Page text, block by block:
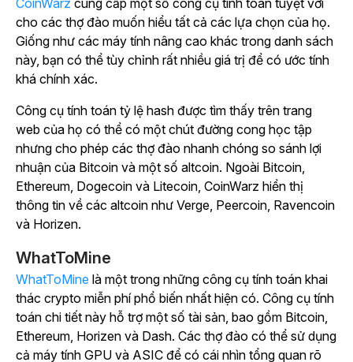
CoinWarz cung cấp một số công cụ tính toán tuyệt vời
cho các thợ đào muốn hiểu tất cả các lựa chọn của họ.
Giống như các máy tính nâng cao khác trong danh sách
này, bạn có thể tùy chỉnh rất nhiều giá trị để có ước tính
khá chính xác.
Công cụ tính toán tỷ lệ hash được tìm thấy trên trang
web của họ có thể có một chút đường cong học tập
nhưng cho phép các thợ đào nhanh chóng so sánh lợi
nhuận của Bitcoin và một số altcoin. Ngoài Bitcoin,
Ethereum, Dogecoin và Litecoin, CoinWarz hiển thị
thông tin về các altcoin như Verge, Peercoin, Ravencoin
và Horizen.
WhatToMine
WhatToMine là một trong những công cụ tính toán khai
thác crypto miễn phí phổ biến nhất hiện có. Công cụ tính
toán chi tiết này hỗ trợ một số tài sản, bao gồm Bitcoin,
Ethereum, Horizen và Dash. Các thợ đào có thể sử dụng
cả máy tính GPU và ASIC để có cái nhìn tổng quan rõ